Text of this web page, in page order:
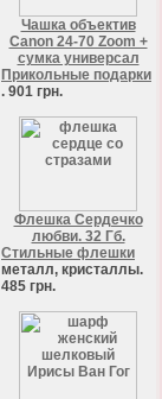
Чашка объектив
Canon 24-70 Zoom +
сумка универсал
Прикольные подарки
. 901 грн.
Флешка Сердечко
любви. 32 Гб.
Стильные флешки
металл, кристаллы.
485 грн.